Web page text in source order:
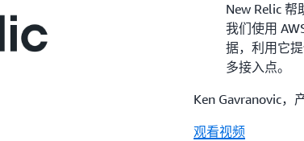
New Relic 帮
我们使用
据，利用它
多接入点。
Ken Gavranovic，
观看视频